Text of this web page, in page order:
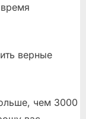
верные
чем 3000